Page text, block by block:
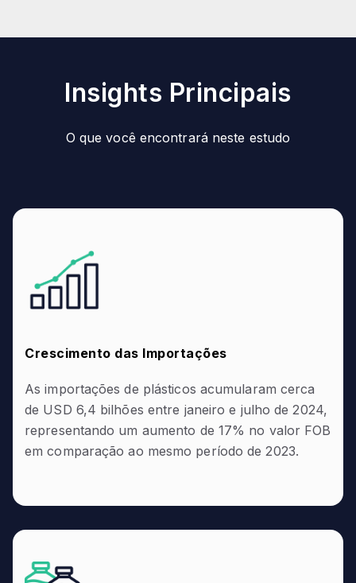
Insights Principais
O que você encontrará neste estudo
Crescimento das Importações
As importações de plásticos acumularam cerca
de USD 6,4 bilhões entre janeiro e julho de 2024,
representando um aumento de 17% no valor FOB
em comparação ao mesmo período de 2023.